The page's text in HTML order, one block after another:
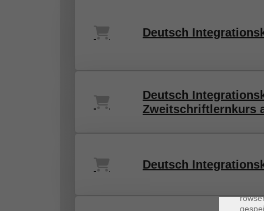
Deutsch
Deutsch
Zweitschriftlernkurs
Deutsch